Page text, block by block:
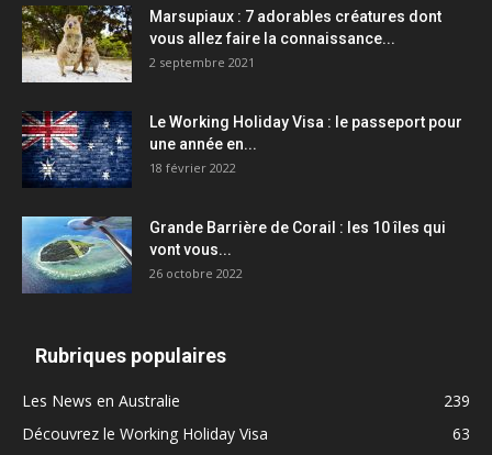
Marsupiaux : 7 adorables créatures dont
vous allez faire la connaissance...
2 septembre 2021
Le Working Holiday Visa : le passeport pour
une année en...
18 février 2022
Grande Barrière de Corail : les 10 îles qui
vont vous...
26 octobre 2022
Rubriques populaires
Les News en Australie
239
Découvrez le Working Holiday Visa
63